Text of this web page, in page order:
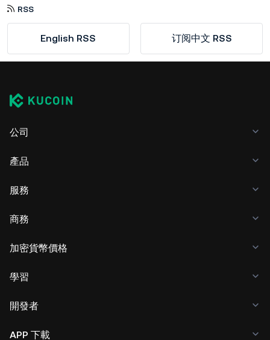
RSS
English RSS 订阅中文 RSS
公司
產品
服務
商務
加密貨幣價格
學習
開發者
APP 下載